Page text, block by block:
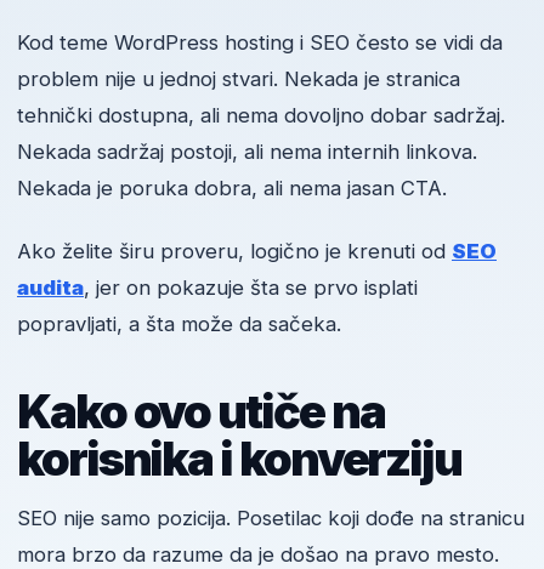
Kod teme WordPress hosting i SEO često se vidi da
problem nije u jednoj stvari. Nekada je stranica
tehnički dostupna, ali nema dovoljno dobar sadržaj.
Nekada sadržaj postoji, ali nema internih linkova.
Nekada je poruka dobra, ali nema jasan CTA.
Ako želite širu proveru, logično je krenuti od SEO
audita, jer on pokazuje šta se prvo isplati
popravljati, a šta može da sačeka.
Kako ovo utiče na
korisnika i konverziju
SEO nije samo pozicija. Posetilac koji dođe na stranicu
mora brzo da razume da je došao na pravo mesto.